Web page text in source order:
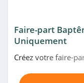
Faire-part
Uniquement
Créez votre faire-